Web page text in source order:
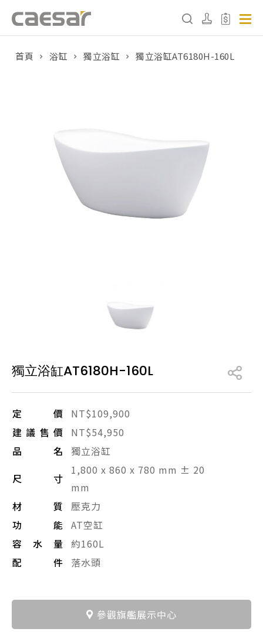
請選擇產品
販賣中商品
已下架商品
搜尋產品
首頁 浴缸 獨立浴缸 獨立浴缸AT6180H-160L
獨立浴缸AT6180H-160L
定價
NT$109,900
建議售價
NT$54,950
品名
獨立浴缸
尺寸
1,800 x 860 x 780 mm ± 20
mm
材質
壓克力
功能 AT空缸
容水量 約160L
配件
落水頭
參觀旗艦展示中心